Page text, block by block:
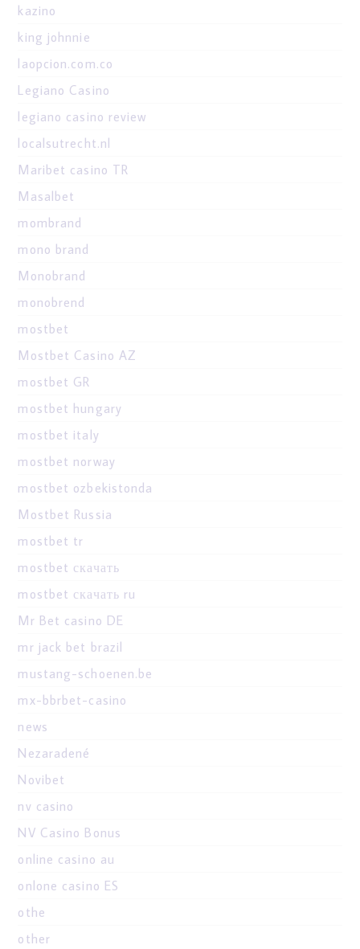
kazino
king johnnie
laopcion.com.co
Legiano Casino
legiano casino review
localsutrecht.nl
Maribet casino TR
Masalbet
mombrand
mono brand
Monobrand
monobrend
mostbet
Mostbet Casino AZ
mostbet GR
mostbet hungary
mostbet italy
mostbet norway
mostbet ozbekistonda
Mostbet Russia
mostbet tr
mostbet скачать
mostbet скачать ru
Mr Bet casino DE
mr jack bet brazil
mustang-schoenen.be
mx-bbrbet-casino
news
Nezaradené
Novibet
nv casino
NV Casino Bonus
online casino au
onlone casino ES
othe
other